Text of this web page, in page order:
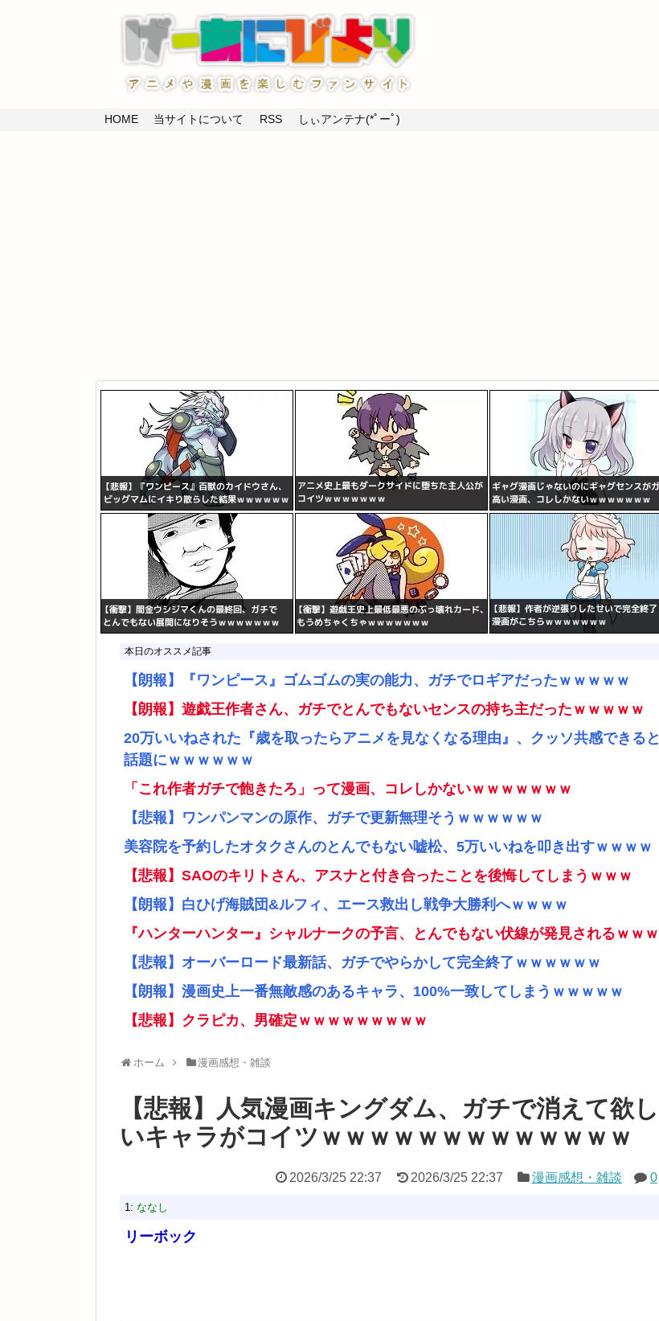
HOME 当サイトについて RSS しぃアンテナ(*ﾟーﾟ)
本日のオススメ記事
【朗報】『ワンピース』ゴムゴムの実の能力、ガチでロギアだったｗｗｗｗｗ
【朗報】遊戯王作者さん、ガチでとんでもないセンスの持ち主だったｗｗｗｗｗ
20万いいねされた『歳を取ったらアニメを見なくなる理由』、クッソ共感できると
話題にｗｗｗｗｗｗ
「これ作者ガチで飽きたろ」って漫画、コレしかないｗｗｗｗｗｗｗ
【悲報】ワンパンマンの原作、ガチで更新無理そうｗｗｗｗｗｗ
美容院を予約したオタクさんのとんでもない嘘松、5万いいねを叩き出すｗｗｗｗ
【悲報】SAOのキリトさん、アスナと付き合ったことを後悔してしまうｗｗｗ
【朗報】白ひげ海賊団&ルフィ、エース救出し戦争大勝利へｗｗｗｗ
『ハンターハンター』シャルナークの予言、とんでもない伏線が発見されるｗｗｗ
【悲報】オーバーロード最新話、ガチでやらかして完全終了ｗｗｗｗｗｗ
【朗報】漫画史上一番無敵感のあるキャラ、100%一致してしまうｗｗｗｗｗ
【悲報】クラピカ、男確定ｗｗｗｗｗｗｗｗｗ
ホーム 漫画感想・雑談
【悲報】人気漫画キングダム、ガチで消えて欲し
いキャラがコイツｗｗｗｗｗｗｗｗｗｗｗｗｗ
2026/3/25 22:37 2026/3/25 22:37 漫画感想・雑談 0
1: ななし
リーボック